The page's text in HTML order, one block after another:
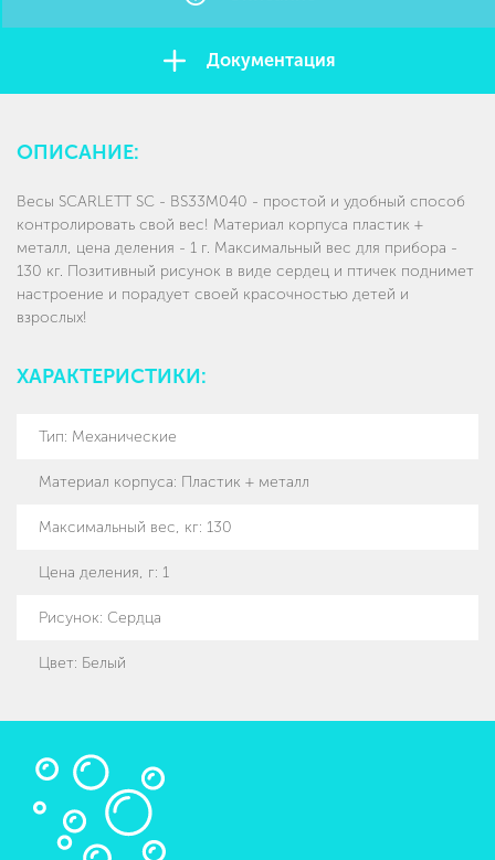
Документация
ОПИСАНИЕ:
Весы SCARLETT SC - BS33M040 - простой и удобный способ
контролировать свой вес! Материал корпуса пластик +
металл, цена деления - 1 г. Максимальный вес для прибора -
130 кг. Позитивный рисунок в виде сердец и птичек поднимет
настроение и порадует своей красочностью детей и
взрослых!
ХАРАКТЕРИСТИКИ:
Тип: Механические
Материал корпуса: Пластик + металл
Максимальный вес, кг: 130
Цена деления, г: 1
Рисунок: Сердца
Цвет: Белый